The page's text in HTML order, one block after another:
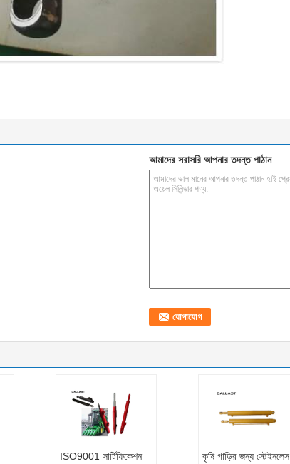
আমাদের সরাসরি আপনার তদন্ত পাঠান
ISO9001 সার্টিফিকেশন
কৃষি গাড়ির জন্য স্টেইনলেস